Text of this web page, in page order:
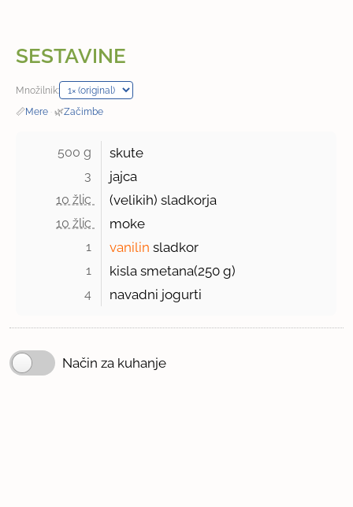
SESTAVINE
Množilnik:
📏Mere · 🌿Začimbe
500 g skute
3 jajca
10 žlic (velikih) sladkorja
10 žlic moke
1 vanilin sladkor
1 kisla smetana(250 g)
4 navadni jogurti
Način za kuhanje